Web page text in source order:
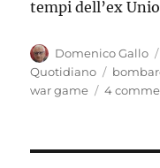
tempi dell’ex
Autore
Domenico Gallo
Quotidiano
Tag
war game
4